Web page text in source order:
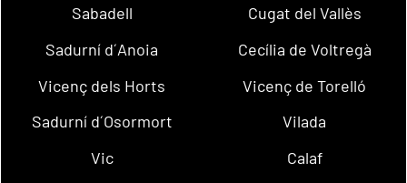
Sabadell
Cugat del Vallès
Sadurní d´Anoia
Cecília de Voltregà
Vicenç dels Horts
Vicenç de Torelló
Sadurní d´Osormort
Vilada
Vic
Calaf